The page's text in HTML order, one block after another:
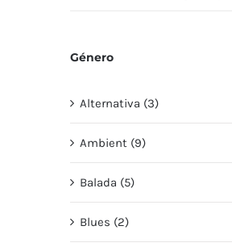
Género
Alternativa (3)
Ambient (9)
Balada (5)
Blues (2)